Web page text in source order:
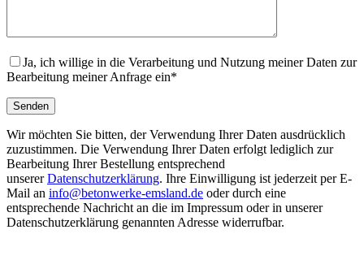
Ja, ich willige in die Verarbeitung und Nutzung meiner Daten zur
Bearbeitung meiner Anfrage ein*
Wir möchten Sie bitten, der Verwendung Ihrer Daten ausdrücklich
zuzustimmen. Die Verwendung Ihrer Daten erfolgt lediglich zur
Bearbeitung Ihrer Bestellung entsprechend
unsererDatenschutzerklärung. Ihre Einwilligung ist jederzeit per E-
Mail an info@betonwerke-emsland.de oder durch eine
entsprechende Nachricht an die im Impressum oder in unserer
Datenschutzerklärung genannten Adresse widerrufbar.